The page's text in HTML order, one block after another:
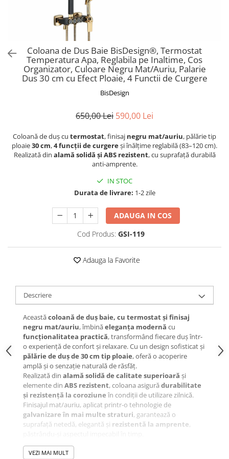
Coloana de Dus Baie BisDesign®, Termostat
Temperatura Apa, Reglabila pe Inaltime, Cos
Organizator, Culoare Negru Mat/Auriu, Palarie
Dus 30 cm cu Efect Ploaie, 4 Functii de Curgere
BisDesign
650,00 Lei 590,00 Lei
Coloană de duș cu termostat, finisaj negru mat/auriu, pălărie tip
ploaie30 cm,4 funcții de curgereși înălțime reglabilă (83–120 cm).
Realizată din alamă solidă și ABS rezistent, cu suprafață durabilă
anti-amprente.
IN STOC
Durata de livrare: 1-2 zile
ADAUGA IN COS
Cod Produs: GSI-119
Adauga la Favorite
Descriere
Aceastăcoloană de duș baie, cu termostat și finisaj
negru mat/auriu, îmbinăeleganța modernă cu
funcționalitatea practică, transformând fiecare duș într-
o experiență de confort și relaxare. Cu un design sofisticat și
pălărie de duș de 30 cm tip ploaie, oferă o acoperire
amplă și o senzație naturală de răsfăț.
Realizată din alamă solidă de calitate superioară și
elemente din ABS rezistent, coloana asigură durabilitate
și rezistență la coroziune în condiții de utilizare zilnică.
Finisajul mat/auriu, aplicat printr-o tehnologie de
galvanizare în mai multe straturi, garantează o
suprafață netedă, elegantă și rezistentă la amprente,
Coloana este echipată cu
ploaie, duș de mână, duș igienic și pipă pentru umplerea
VEZI MAI MULT